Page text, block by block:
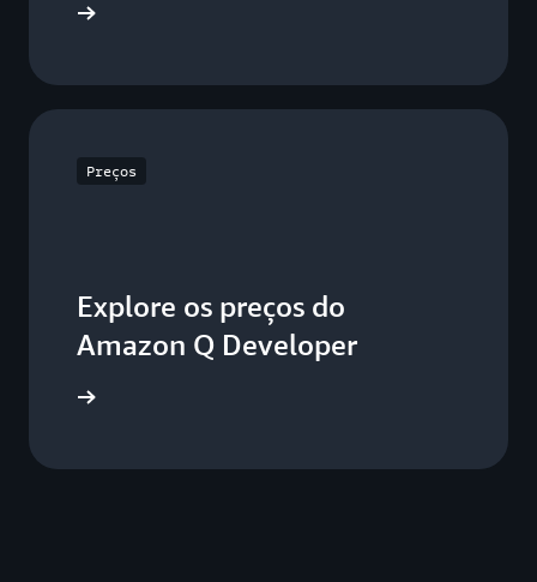
Preços
Explore os preços do
Amazon Q Developer